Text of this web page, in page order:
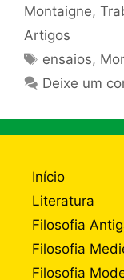
Montaigne,
Artigos
Tags
ensaios,
Deixe um
Início
Literatura
Filosofia
Filosofia
Filosofia